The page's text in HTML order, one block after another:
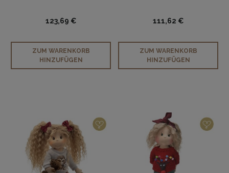
123,69 €
ZUM WARENKORB
HINZUFÜGEN
111,62 €
ZUM WARENKORB
HINZUFÜGEN